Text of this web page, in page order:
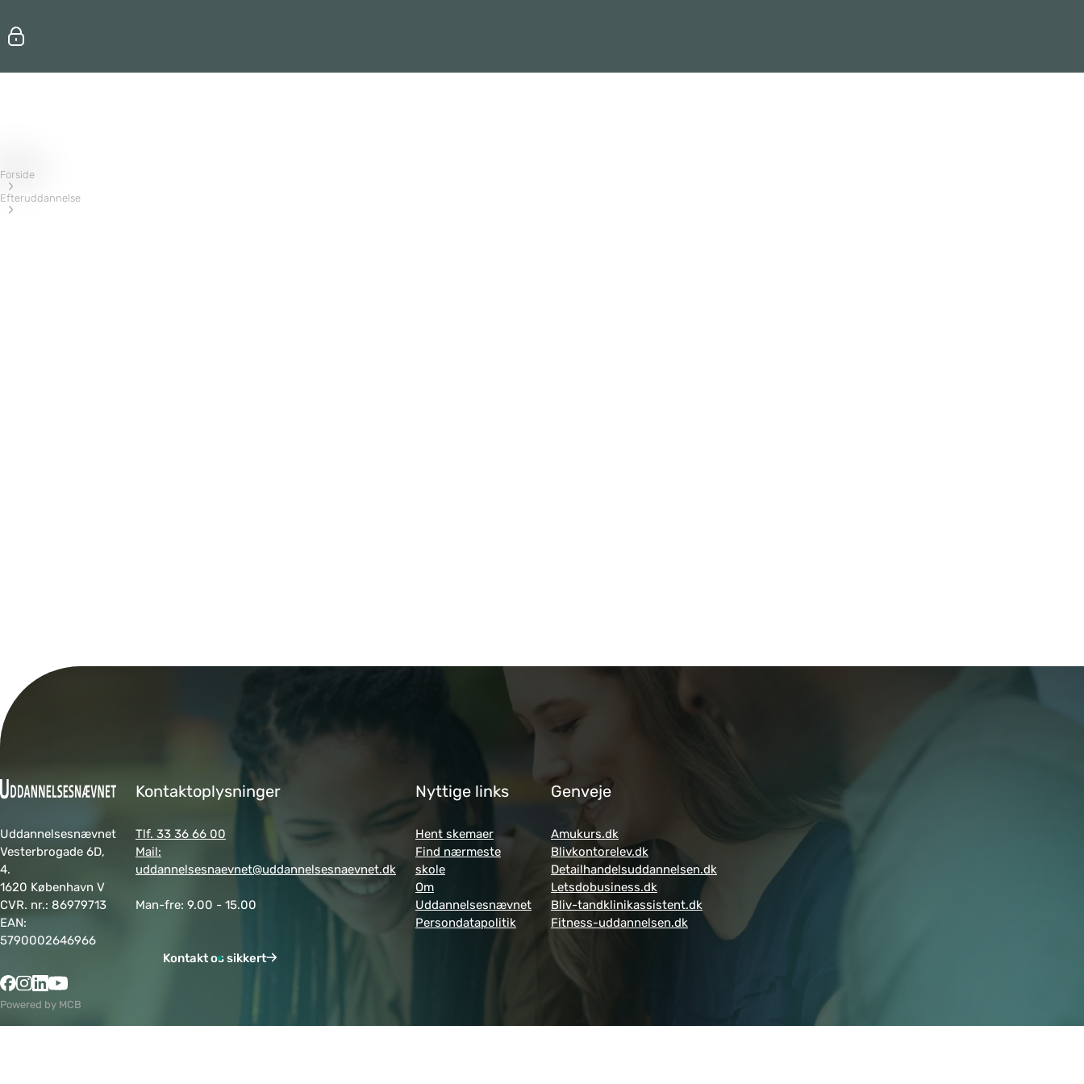
Forside
Efteruddannelse
Uddannelsesnævnet
Vesterbrogade 6D,
4.
1620 København V
CVR. nr.: 86979713
EAN:
5790002646966
Kontaktoplysninger
Tlf. 33 36 66 00
Mail:
uddannelsesnaevnet@uddannelsesnaevnet.dk
Man-fre: 9.00 - 15.00
Kontakt os sikkert
Nyttige links
Hent skemaer
Find nærmeste
skole
Om
Uddannelsesnævnet
Persondatapolitik
Genveje
Amukurs.dk
Blivkontorelev.dk
Detailhandelsuddannelsen.dk
Letsdobusiness.dk
Bliv-tandklinikassistent.dk
Fitness-uddannelsen.dk
Powered by MCB